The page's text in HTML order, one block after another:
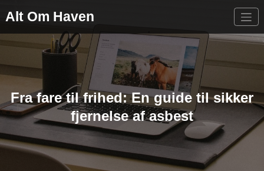
Alt Om Haven
Fra fare til frihed: En guide til sikker
fjernelse af asbest